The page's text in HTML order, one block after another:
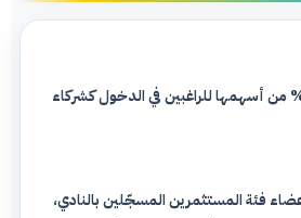
الشركة حالياً 11.5% من أسهمها للراغبين في الدخول كشركاء
فئة المستثمرين المسجّلين بالنادي،